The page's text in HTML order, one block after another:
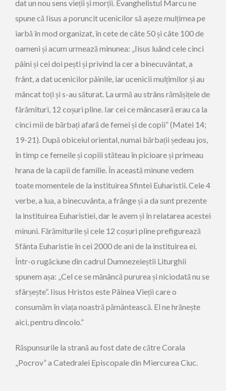
dat un nou sens vieții și morții. Evanghelistul Marcu ne
spune că Iisus a poruncit ucenicilor să așeze mulțimea pe
iarbă în mod organizat, în cete de câte 50 și câte 100 de
oameni și acum urmează minunea: „Iisus luând cele cinci
pâini și cei doi pești și privind la cer a binecuvântat, a
frânt, a dat ucenicilor pâinile, iar ucenicii mulțimilor și au
mâncat toți și s-au săturat. La urmă au strâns rămășițele de
fărămituri, 12 coșuri pline. Iar cei ce mâncaseră erau ca la
cinci mii de bărbați afară de femei și de copii” (Matei 14;
19-21). După obiceiul oriental, numai bărbații ședeau jos,
în timp ce femeile și copiii stăteau în picioare și primeau
hrana de la capii de familie. În această minune vedem
toate momentele de la instituirea Sfintei Euharistii. Cele 4
verbe, a lua, a binecuvânta, a frânge și a da sunt prezente
la instituirea Euharistiei, dar le avem și în relatarea acestei
minuni. Fărămiturile și cele 12 coșuri pline prefigurează
Sfânta Euharistie în cei 2000 de ani de la instituirea ei.
Într-o rugăciune din cadrul Dumnezeieștii Liturghii
spunem așa: „Cel ce se mănâncă pururea și niciodată nu se
sfârșește”. Iisus Hristos este Pâinea Vieții care o
consumăm în viața noastră pământească. El ne hrănește
aici, pentru dincolo.”
Răspunsurile la strană au fost date de către Corala
„Pocrov” a Catedralei Episcopale din Miercurea Ciuc.